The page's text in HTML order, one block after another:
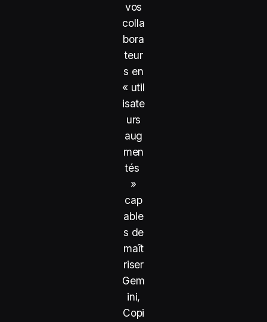
vos
colla
bora
teur
s en
« util
isate
urs
aug
men
tés
»
cap
able
s de
maît
riser
Gem
ini,
Copi